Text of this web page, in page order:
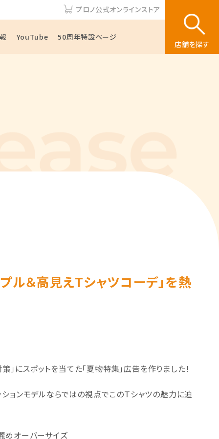
プロノ公式オンラインストア
YouTube 50周年特設ページ
店舗を探す
ル＆高見えTシャツコーデ」を熱
策」にスポットを当てた「夏物特集」広告を作りました!
ョンモデルならではの視点でこのＴシャツの魅力に迫
めオーバーサイズ